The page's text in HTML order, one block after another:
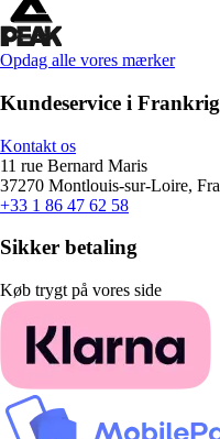
Opdag alle vores mærker
Kundeservice i Frankrig
Kontakt os
11 rue Bernard Maris
37270 Montlouis-sur-Loire,
+33 1 86 47 62 58
Sikker betaling
Køb trygt på vores side